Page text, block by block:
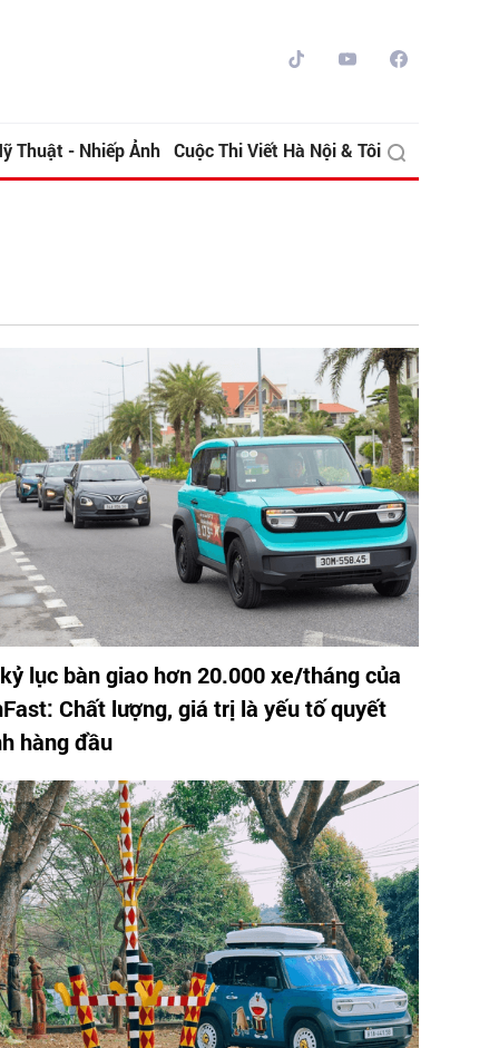
Thuật - Nhiếp Ảnh Cuộc Thi Viết Hà Nội & Tôi
lục bàn giao hơn 20.000 xe/tháng của
Chất lượng, giá trị là yếu tố quyết
hàng đầu